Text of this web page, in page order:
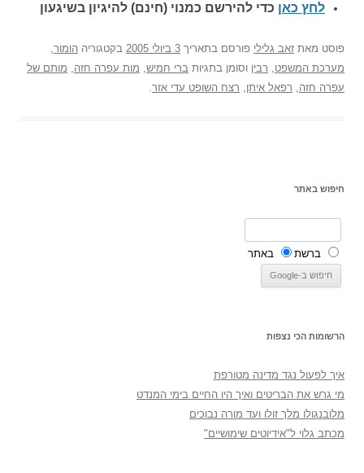
לחץ כאן כדי להירשם כמנוי (חינם) להיגיון בשיגעון
פוסט מאת זאב גלילי פורסם בתאריך 3 ביולי 2005 בקטגוריה הומור,
מערכת המשפט, רבין וסומן בתגיות ברי חמיש, מות עפרה חזה, מותם של
עפרה חזה, רפאל איתן, רצח השופט עדי אזר.
חיפוש באתר
ברשת באתר
הרשומות הכי נצפות
איך לפעול נגד מדינה מטורפת
מי גרש את הבריטים ואיך היו החיים בימי המנדט
מלובנגולו מלך זולו ועד מורה נבוכים
מכתב גלוי ל"אידיוטים שימושיים"